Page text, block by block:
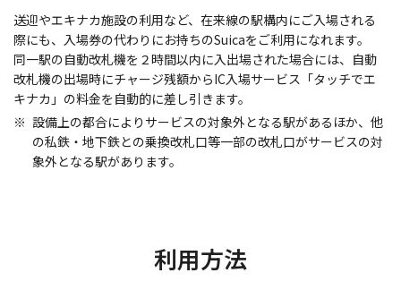
送迎やエキナカ施設の利用など、在来線の駅構内にご入場される
際にも、入場券の代わりにお持ちのSuicaをご利用になれます。
同一駅の自動改札機を２時間以内に入出場された場合には、自動
改札機の出場時にチャージ残額からIC入場サービス「タッチでエ
キナカ」の料金を自動的に差し引きます。
設備上の都合によりサービスの対象外となる駅があるほか、他
の私鉄・地下鉄との乗換改札口等一部の改札口がサービスの対
象外となる駅があります。
利用方法